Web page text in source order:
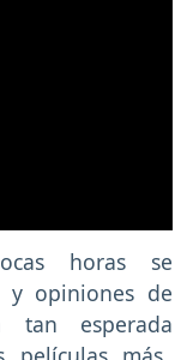
horas se
y opiniones de
esperada